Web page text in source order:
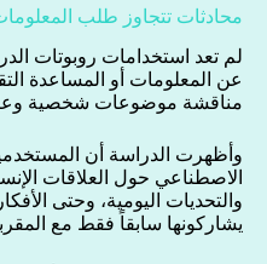
محادثات تتجاوز طلب
لم تعد استخدامات روبوتات
عن المعلومات أو المساعدة
مناقشة موضوعات شخصية
وأظهرت الدراسة أن
الاصطناعي حول العلاقات
والتحديات اليومية، وحتى
يشاركونها سابقاً فقط مع